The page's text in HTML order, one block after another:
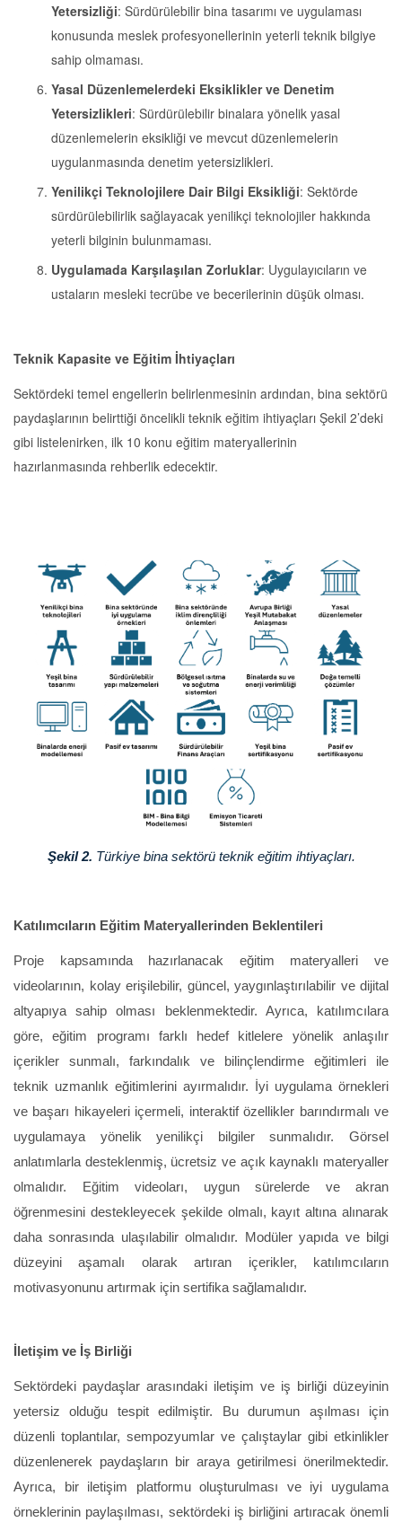
Yetersizliği: Sürdürülebilir bina tasarımı ve uygulaması
konusunda meslek profesyonellerinin yeterli teknik bilgiye
sahip olmaması.
Yasal Düzenlemelerdeki Eksiklikler ve Denetim
Yetersizlikleri: Sürdürülebilir binalara yönelik yasal
düzenlemelerin eksikliği ve mevcut düzenlemelerin
uygulanmasında denetim yetersizlikleri.
Yenilikçi Teknolojilere Dair Bilgi Eksikliği: Sektörde
sürdürülebilirlik sağlayacak yenilikçi teknolojiler hakkında
yeterli bilginin bulunmaması.
Uygulamada Karşılaşılan Zorluklar: Uygulayıcıların ve
ustaların mesleki tecrübe ve becerilerinin düşük olması.
Teknik Kapasite ve Eğitim İhtiyaçları
Sektördeki temel engellerin belirlenmesinin ardından, bina sektörü
paydaşlarının belirttiği öncelikli teknik eğitim ihtiyaçları Şekil 2’deki
gibi listelenirken, ilk 10 konu eğitim materyallerinin
hazırlanmasında rehberlik edecektir.
Şekil2. Türkiye bina sektörü teknik eğitim ihtiyaçları.
Katılımcıların Eğitim Materyallerinden Beklentileri
Proje kapsamında hazırlanacak eğitim materyalleri ve
videolarının, kolay erişilebilir, güncel, yaygınlaştırılabilir ve dijital
altyapıya sahip olması beklenmektedir. Ayrıca, katılımcılara
göre, eğitim programı farklı hedef kitlelere yönelik anlaşılır
içerikler sunmalı, farkındalık ve bilinçlendirme eğitimleri ile
teknik uzmanlık eğitimlerini ayırmalıdır. İyi uygulama örnekleri
ve başarı hikayeleri içermeli, interaktif özellikler barındırmalı ve
uygulamaya yönelik yenilikçi bilgiler sunmalıdır. Görsel
anlatımlarla desteklenmiş, ücretsiz ve açık kaynaklı materyaller
olmalıdır. Eğitim videoları, uygun sürelerde ve akran
öğrenmesini destekleyecek şekilde olmalı, kayıt altına alınarak
daha sonrasında ulaşılabilir olmalıdır. Modüler yapıda ve bilgi
düzeyini aşamalı olarak artıran içerikler, katılımcıların
motivasyonunu artırmak için sertifika sağlamalıdır.
İletişim ve İş Birliği
Sektördeki paydaşlar arasındaki iletişim ve iş birliği düzeyinin
yetersiz olduğu tespit edilmiştir. Bu durumun aşılması için
düzenli toplantılar, sempozyumlar ve çalıştaylar gibi etkinlikler
düzenlenerek paydaşların bir araya getirilmesi önerilmektedir.
Ayrıca, bir iletişim platformu oluşturulması ve iyi uygulama
örneklerinin paylaşılması, sektördeki iş birliğini artıracak önemli